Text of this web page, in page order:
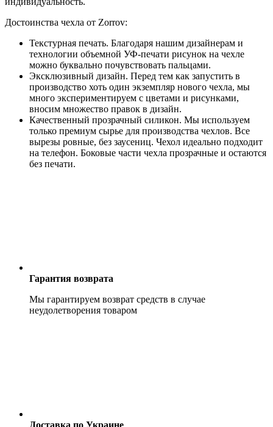
Достоинства чехла от Zorrov:
Текстурная печать. Благодаря нашим дизайнерам и
технологии объемной УФ-печати рисунок на чехле
можно буквально почувствовать пальцами.
Эксклюзивный дизайн. Перед тем как запустить в
производство хоть один экземпляр нового чехла, мы
много экспериментируем с цветами и рисунками,
вносим множество правок в дизайн.
Качественный прозрачный силикон. Мы используем
только премиум сырье для производства чехлов. Все
вырезы ровные, без заусениц. Чехол идеально подходит
на телефон. Боковые части чехла прозрачные и остаются
без печати.
Гарантия возврата
Мы гарантируем возврат средств в случае
неудолетворения товаром
Доставка по Украине